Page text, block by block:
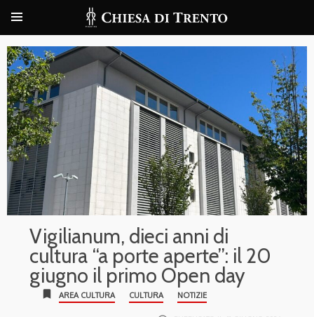
Vigilianum, dieci anni di
cultura “a porte aperte”: il 20
giugno il primo Open day
bookmark AREA CULTURA CULTURA NOTIZIE